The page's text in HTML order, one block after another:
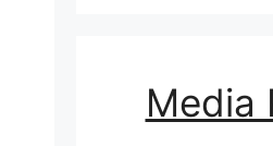
Media